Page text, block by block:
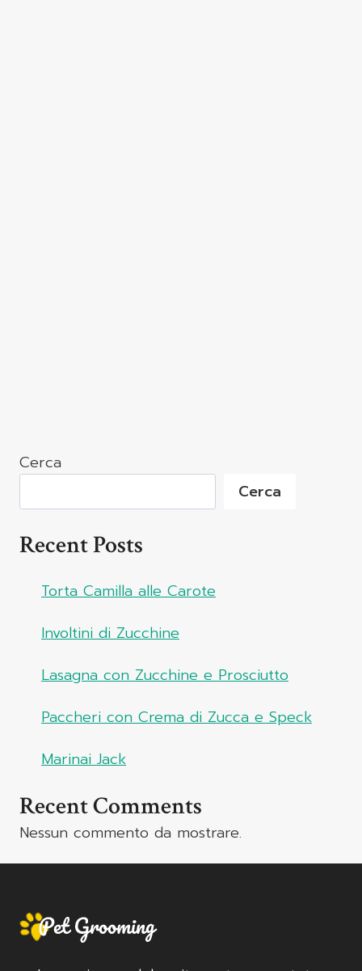
Cerca
Cerca
Recent Posts
Torta Camilla alle Carote
Involtini di Zucchine
Lasagna con Zucchine e Prosciutto
Paccheri con Crema di Zucca e Speck
Marinai Jack
Recent Comments
Nessun commento da mostrare.